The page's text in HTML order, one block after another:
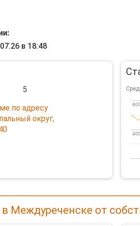
в 18:48
5
по адресу
округ,
400
400
600
600
Междуреченске от